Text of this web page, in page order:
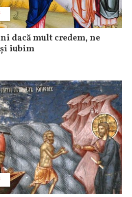
dacă mult credem, ne
iubim